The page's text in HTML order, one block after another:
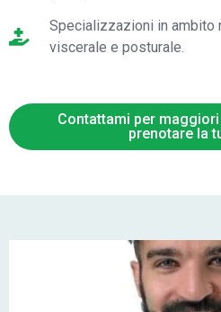
Specializzazioni in ambito
viscerale e posturale.
Contattami per
prenotare la